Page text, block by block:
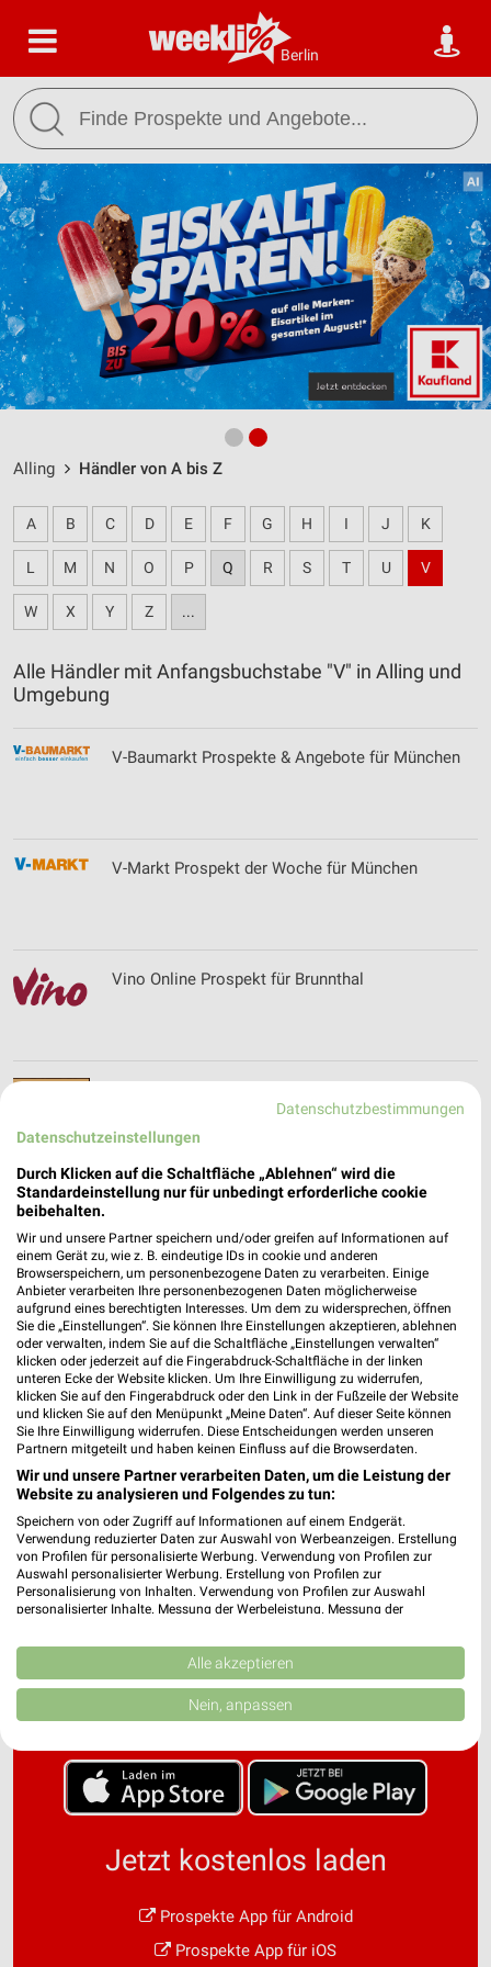
Berlin
Alling Händler von A bis Z
A B C D E F G H I J K
L M N O P Q R S T U V
W X Y Z ...
Alle Händler mit Anfangsbuchstabe "V" in Alling und
Umgebung
V-Baumarkt Prospekte & Angebote für München
V-Markt Prospekt der Woche für München
Vino Online Prospekt für Brunnthal
Vitalia Angebote & Prospekte für Germering
Volksversand Versandapotheke Prospekte und
Angebote
Vorwerk Angebote im aktuellen Prospekt für
München
Noch mehr Angebote in
der weekli App!
Jetzt kostenlos laden
Prospekte App für Android
Prospekte App für iOS
Datenschutzbestimmungen
Datenschutzeinstellungen
Durch Klicken auf die Schaltfläche „Ablehnen“ wird die
Standardeinstellung nur für unbedingt erforderliche cookie
beibehalten.
Wir und unsere Partner speichern und/oder greifen auf Informationen auf
einem Gerät zu, wie z. B. eindeutige IDs in cookie und anderen
Browserspeichern, um personenbezogene Daten zu verarbeiten. Einige
Anbieter verarbeiten Ihre personenbezogenen Daten möglicherweise
aufgrund eines berechtigten Interesses. Um dem zu widersprechen, öffnen
Sie die „Einstellungen“. Sie können Ihre Einstellungen akzeptieren, ablehnen
oder verwalten, indem Sie auf die Schaltfläche „Einstellungen verwalten“
klicken oder jederzeit auf die Fingerabdruck-Schaltfläche in der linken
unteren Ecke der Website klicken. Um Ihre Einwilligung zu widerrufen,
klicken Sie auf den Fingerabdruck oder den Link in der Fußzeile der Website
und klicken Sie auf den Menüpunkt „Meine Daten“. Auf dieser Seite können
Sie Ihre Einwilligung widerrufen. Diese Entscheidungen werden unseren
Partnern mitgeteilt und haben keinen Einfluss auf die Browserdaten.
Wir und unsere Partner verarbeiten Daten, um die Leistung der
Website zu analysieren und Folgendes zu tun:
Speichern von oder Zugriff auf Informationen auf einem Endgerät.
Verwendung reduzierter Daten zur Auswahl von Werbeanzeigen. Erstellung
von Profilen für personalisierte Werbung. Verwendung von Profilen zur
Auswahl personalisierter Werbung. Erstellung von Profilen zur
Personalisierung von Inhalten. Verwendung von Profilen zur Auswahl
personalisierter Inhalte. Messung der Werbeleistung. Messung der
Kombinationen von Daten aus verschiedenen Quellen. Entwicklung und
Verbesserung der Angebote. Verwendung reduzierter Daten zur Auswahl
von Inhalten.
Daten können außerhalb der Europäischen Union weitergegeben und in die
Website/App.
Partnerliste anzeigen (1 IAB-Anbieter)
Wir nutzen Ihre Daten für folgende Zwecke:
Speichern von oder Zugriff auf Informationen
Alle akzeptieren
Nein, anpassen